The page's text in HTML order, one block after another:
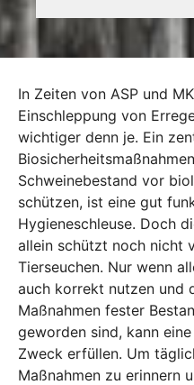
In Zeiten von ASP und
Einschleppung von
wichtiger denn je. Ein
Schweinebestand vor
schützen, ist eine gut
Hygieneschleuse. Doch
allein schützt noch nicht
Tierseuchen. Nur wenn
auch korrekt nutzen und
Maßnahmen fester
geworden sind, kann
Zweck erfüllen. Um
Maßnahmen zu erinnern